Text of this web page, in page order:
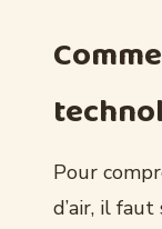
Pour
d’air, il faut